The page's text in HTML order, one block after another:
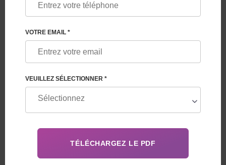
VOTRE EMAIL *
VEUILLEZ SÉLECTIONNER *